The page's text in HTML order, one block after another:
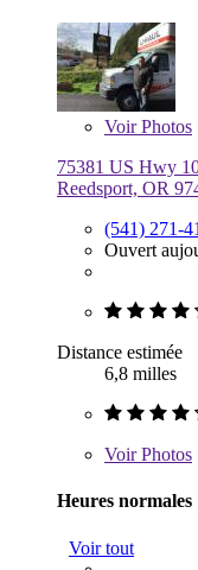
VoirPhotos
75381 US Hwy
Reedsport, OR
(541) 271-
Ouvert
Distance estimée
6,8 milles
VoirPhotos
Heures normales
Voir tout